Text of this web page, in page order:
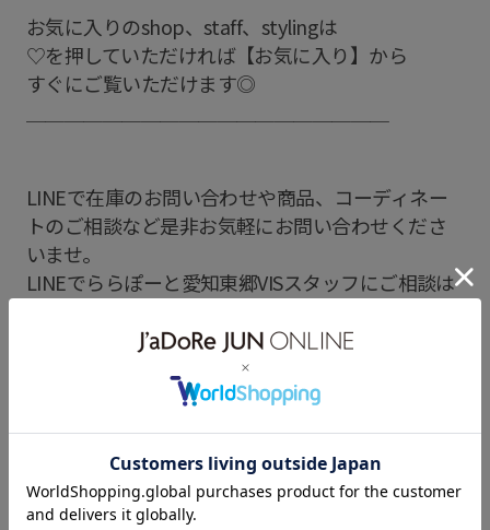
お気に入りのshop、staff、stylingは
♡を押していただければ【お気に入り】から
すぐにご覧いただけます◎
LINEで在庫のお問い合わせや商品、コーディネー
トのご相談など是非お気軽にお問い合わせくださ
いませ。
LINEでららぽーと愛知東郷VISスタッフにご相談は
晴雨兼用 レインシューズ
レイングッズ
HARUTA HARUTAシューズ
BVA
BVA13050 23SS夏の新作
ローファー